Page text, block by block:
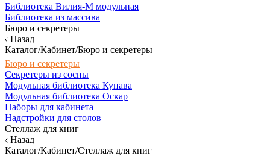
Библиотека Вилия-М модульная
Библиотека из массива
Бюро и секретеры
Назад
Каталог/Кабинет/Бюро и секретеры
Бюро и секретеры
Секретеры из сосны
Модульная библиотека Купава
Модульная библиотека Оскар
Наборы для кабинета
Надстройки для столов
Стеллаж для книг
Назад
Каталог/Кабинет/Стеллаж для книг